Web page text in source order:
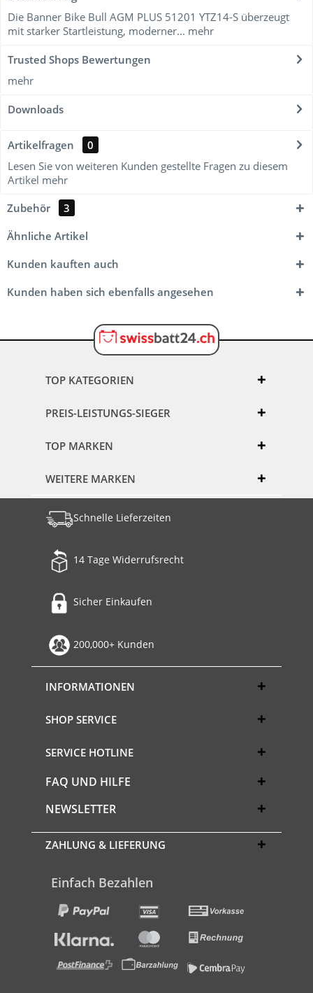
Die Banner Bike Bull AGM PLUS 51201 YTZ14-S überzeugt
mit starker Startleistung, moderner... mehr
Trusted Shops Bewertungen
mehr
Downloads
Artikelfragen
0
Lesen Sie von weiteren Kunden gestellte Fragen zu diesem
Artikel mehr
Zubehör
3
Ähnliche Artikel
Kunden kauften auch
Kunden haben sich ebenfalls angesehen
TOP KATEGORIEN
PREIS-LEISTUNGS-SIEGER
TOP MARKEN
WEITERE MARKEN
Schnelle Lieferzeiten
14 Tage Widerrufsrecht
Sicher Einkaufen
200,000+ Kunden
INFORMATIONEN
SHOP SERVICE
SERVICE HOTLINE
FAQ UND HILFE
NEWSLETTER
ZAHLUNG & LIEFERUNG
Einfach Bezahlen